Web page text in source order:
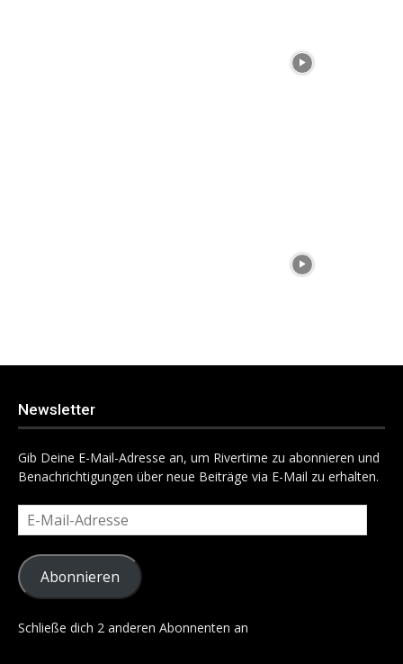
Newsletter
Gib Deine E-Mail-Adresse an, um Rivertime zu abonnieren und
Benachrichtigungen über neue Beiträge via E-Mail zu erhalten.
E-
Mail-
Adresse
Abonnieren
Schließe dich 2 anderen Abonnenten an